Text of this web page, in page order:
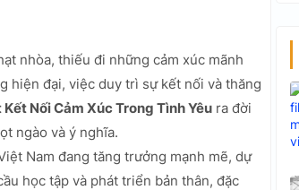
nhòa, thiếu đi những cảm xúc mãnh
hiện đại, việc duy trì sự kết nối và thăng
Nối Cảm Xúc Trong Tình Yêu ra đời
ngào và ý nghĩa.
Nam đang tăng trưởng mạnh mẽ, dự
học tập và phát triển bản thân, đặc